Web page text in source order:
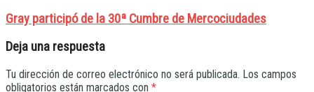
Gray participó de la 30ª Cumbre de Mercociudades
Deja una respuesta
Tu dirección de correo electrónico no será publicada. Los campos
obligatorios están marcados con *